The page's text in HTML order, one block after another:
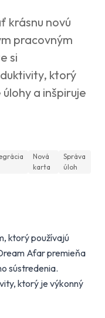
krásnu novú
pracovným
si
ktorý
a inšpiruje
Nová
karta
Správa
úloh
ktorý používajú
Afar premieňa
sústredenia.
ktorý je výkonný